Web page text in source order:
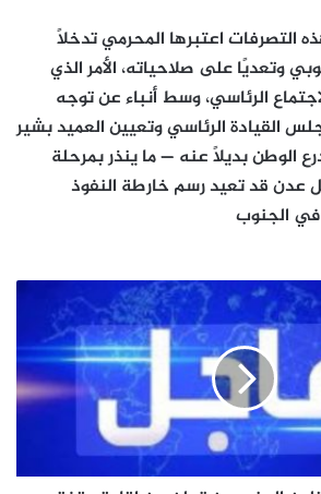
التصرفات اعتبرها المحرمي تدخلاً
وتعديًا على صلاحياته، الأمر الذي
الرئاسي، وسط أنباء عن توجه
القيادة الرئاسي وتعيين العميد بشير
الوطن بديلًا عنه — ما ينذر بمرحلة
عدن قد تعيد رسم خارطة النفوذ
الجنوب